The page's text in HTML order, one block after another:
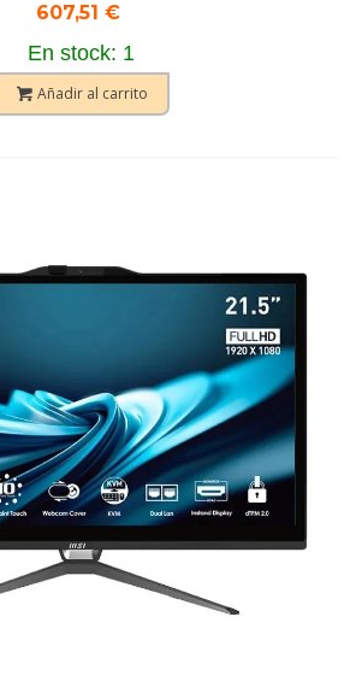
607,51 €
En stock: 1
Añadir al carrito